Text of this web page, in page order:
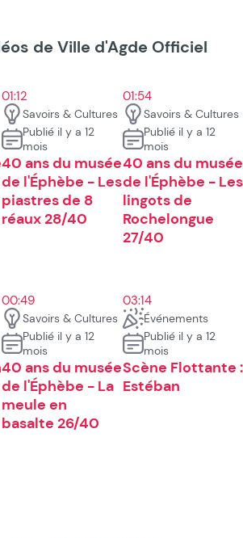
de Ville d'Agde Officiel
01:12
Savoirs & Cultures
Publié il y a 12
mois
40 ans du musée
de l'Éphèbe - Les
piastres de 8
réaux 28/40
01:54
Savoirs & Cultures
Publié il y a 12
mois
40 ans du musée
de l'Éphèbe - Les
lingots de
Rochelongue
27/40
00:49
Savoirs & Cultures
Publié il y a 12
mois
40 ans du musée
de l'Éphèbe - La
meule en
basalte 26/40
03:14
Événements
Publié il y a 12
mois
Scène Flottante :
Estéban